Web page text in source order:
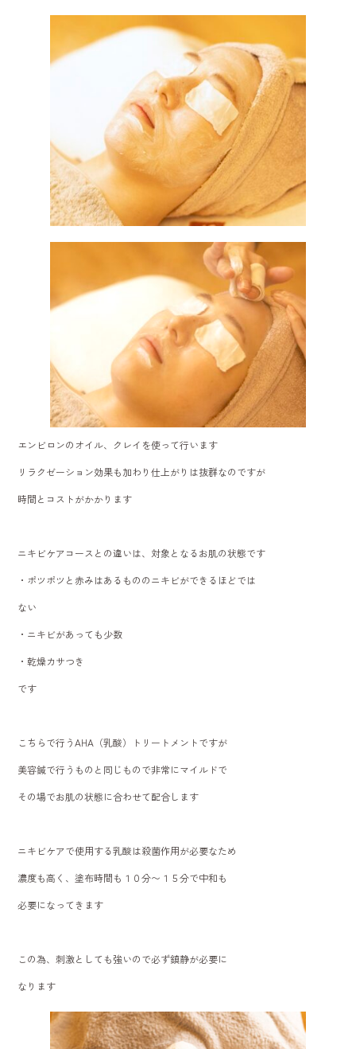
エンビロンのオイル、クレイを使って行います
リラクゼーション効果も加わり仕上がりは抜群なのですが
時間とコストがかかります
ニキビケアコースとの違いは、対象となるお肌の状態です
・ポツポツと赤みはあるもののニキビができるほどでは
ない
・ニキビがあっても少数
・乾燥カサつき
です
こちらで行うAHA（乳酸）トリートメントですが
美容鍼で行うものと同じもので非常にマイルドで
その場でお肌の状態に合わせて配合します
ニキビケアで使用する乳酸は殺菌作用が必要なため
濃度も高く、塗布時間も１０分〜１５分で中和も
必要になってきます
この為、刺激としても強いので必ず鎮静が必要に
なります